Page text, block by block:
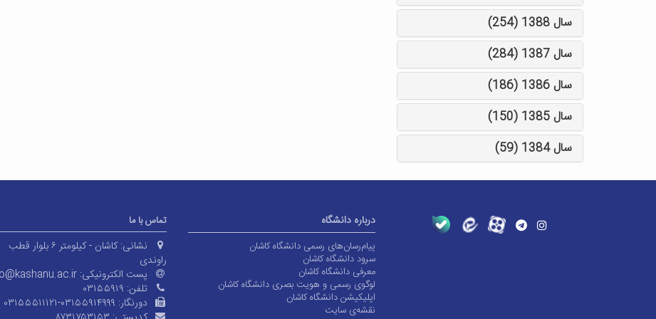
سال 1388 (254)
سال 1387 (284)
سال 1386 (186)
سال 1385 (150)
سال 1384 (59)
درباره دانشگاه
پیام‌رسان‌های رسمی دانشگاه کاشان
سرود دانشگاه کاشان
معرفی دانشگاه کاشان
لوگوی رسمی و هویت بصری دانشگاه کاشان
اپلیکیشن دانشگاه کاشان
نقشه‌ی سایت
تماس با ما
نشانی:
کاشان - کیلومتر ۶ بلوار قطب
راوندی
پست الکترونیکی:
تلفن: ۰۳۱۵۵۹۱۹
دورنگار: ۰۳۱۵۵۵۱۱۱۲۱-۰۳۱۵۵۹۱۴۹۹۹